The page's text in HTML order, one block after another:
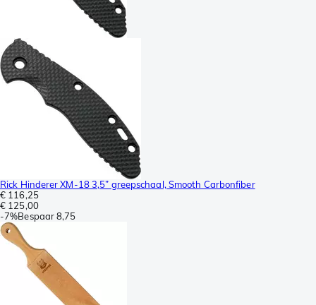
Rick Hinderer XM-18 3,5” greepschaal, Smooth Carbonfiber
€ 116,25
€ 125,00
-7%Bespaar8,75